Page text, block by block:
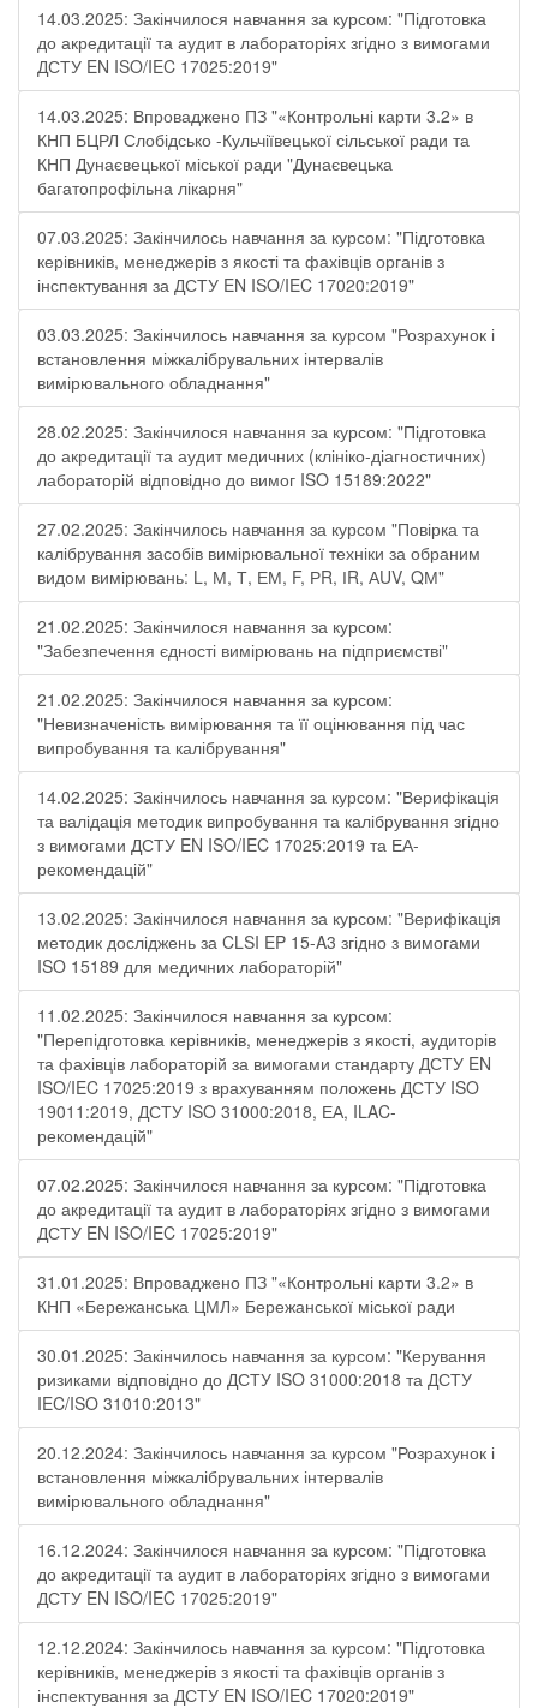
14.03.2025: Закінчилося навчання за курсом: "Підготовка
до акредитації та аудит в лабораторіях згідно з вимогами
ДСТУ EN ISO/IEC 17025:2019"
14.03.2025: Впроваджено ПЗ "«Контрольні карти 3.2» в
КНП БЦРЛ Слобідсько -Кульчіївецької сільської ради та
КНП Дунаєвецької міської ради "Дунаєвецька
багатопрофільна лікарня"
07.03.2025: Закінчилось навчання за курсом: "Підготовка
керівників, менеджерів з якості та фахівців органів з
інспектування за ДСТУ EN ISO/IEC 17020:2019"
03.03.2025: Закінчилось навчання за курсом "Розрахунок і
встановлення міжкалібрувальних інтервалів
вимірювального обладнання"
28.02.2025: Закінчилося навчання за курсом: "Підготовка
до акредитації та аудит медичних (клініко-діагностичних)
лабораторій відповідно до вимог ISO 15189:2022"
27.02.2025: Закінчилось навчання за курсом "Повірка та
калібрування засобів вимірювальної техніки за обраним
видом вимірювань: L, М, Т, ЕМ, F, РR, ІR, АUV, QМ"
21.02.2025: Закінчилося навчання за курсом:
"Забезпечення єдності вимірювань на підприємстві"
21.02.2025: Закінчилося навчання за курсом:
"Невизначеність вимірювання та її оцінювання під час
випробування та калібрування"
14.02.2025: Закінчилось навчання за курсом: "Верифікація
та валідація методик випробування та калібрування згідно
з вимогами ДСТУ EN ISO/IEC 17025:2019 та ЕА-
рекомендацій"
13.02.2025: Закінчилося навчання за курсом: "Верифікація
методик досліджень за CLSI EP 15-A3 згідно з вимогами
ISO 15189 для медичних лабораторій"
11.02.2025: Закінчилося навчання за курсом:
"Перепідготовка керівників, менеджерів з якості, аудиторів
та фахівців лабораторій за вимогами стандарту ДСТУ EN
ISO/IEC 17025:2019 з врахуванням положень ДСТУ ISO
19011:2019, ДСТУ ISO 31000:2018, ЕА, ILAC-
рекомендацій"
07.02.2025: Закінчилося навчання за курсом: "Підготовка
до акредитації та аудит в лабораторіях згідно з вимогами
ДСТУ EN ISO/IEC 17025:2019"
31.01.2025: Впроваджено ПЗ "«Контрольні карти 3.2» в
КНП «Бережанська ЦМЛ» Бережанської міської ради
30.01.2025: Закінчилось навчання за курсом: "Керування
ризиками відповідно до ДСТУ ISO 31000:2018 та ДСТУ
IEC/ISO 31010:2013"
20.12.2024: Закінчилось навчання за курсом "Розрахунок і
встановлення міжкалібрувальних інтервалів
вимірювального обладнання"
16.12.2024: Закінчилося навчання за курсом: "Підготовка
до акредитації та аудит в лабораторіях згідно з вимогами
ДСТУ EN ISO/IEC 17025:2019"
12.12.2024: Закінчилось навчання за курсом: "Підготовка
керівників, менеджерів з якості та фахівців органів з
інспектування за ДСТУ EN ISO/IEC 17020:2019"